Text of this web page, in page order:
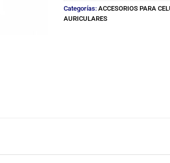
Categorías: ACCESORIOS PARA
AURICULARES